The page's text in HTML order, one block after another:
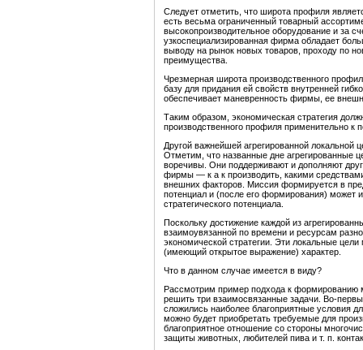
Следует отметить, что широта профиля
есть весьма ограниченный товарный
высокопроизводительное оборудование и за
узкоспециализированная фирма обладает
выводу на рынок новых товаров, проходу по
преимущества.
Чрезмерная широта производственного
базу для придания ей свойств внутренней
обеспечивает маневренность фирмы, ее
Таким образом, экономическая стратегия
производственного профиля применительно
Другой важнейшей агрегированной локальной
Отметим, что названные дне агрегированные
воречивы. Они поддерживают и дополняют
фирмы — к а к производить, какими
внешних факторов. Миссия формируется в
потенциал и (после его формирования) может
стратегического потенциала.
Поскольку достижение каждой из
взаимоувязанной по времени и ресурсам
экономической стратегии. Эти локальные
(имеющий открытое выражение) характер.
Что в данном случае имеется в виду?
Рассмотрим пример подхода к
решить три взаимосвязанные задачи. Во-
сложились наиболее благоприятные условия
можно будет приобретать требуемые для
благоприятное отношение со стороны
защиты животных, любителей пива и т. п.